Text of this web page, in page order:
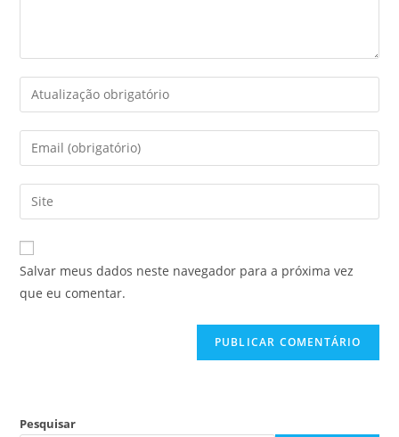
Salvar meus dados neste navegador para a próxima vez
que eu comentar.
Pesquisar